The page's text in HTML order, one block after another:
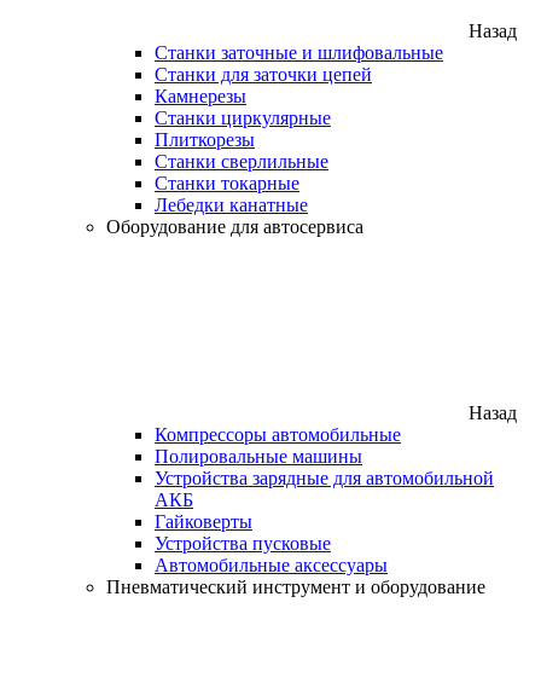
Назад
Станки заточные и шлифовальные
Станки для заточки цепей
Камнерезы
Станки циркулярные
Плиткорезы
Станки сверлильные
Станки токарные
Лебедки канатные
Оборудование для автосервиса
Назад
Компрессоры автомобильные
Полировальные машины
Устройства зарядные для автомобильной
АКБ
Гайковерты
Устройства пусковые
Автомобильные аксессуары
Пневматический инструмент и оборудование